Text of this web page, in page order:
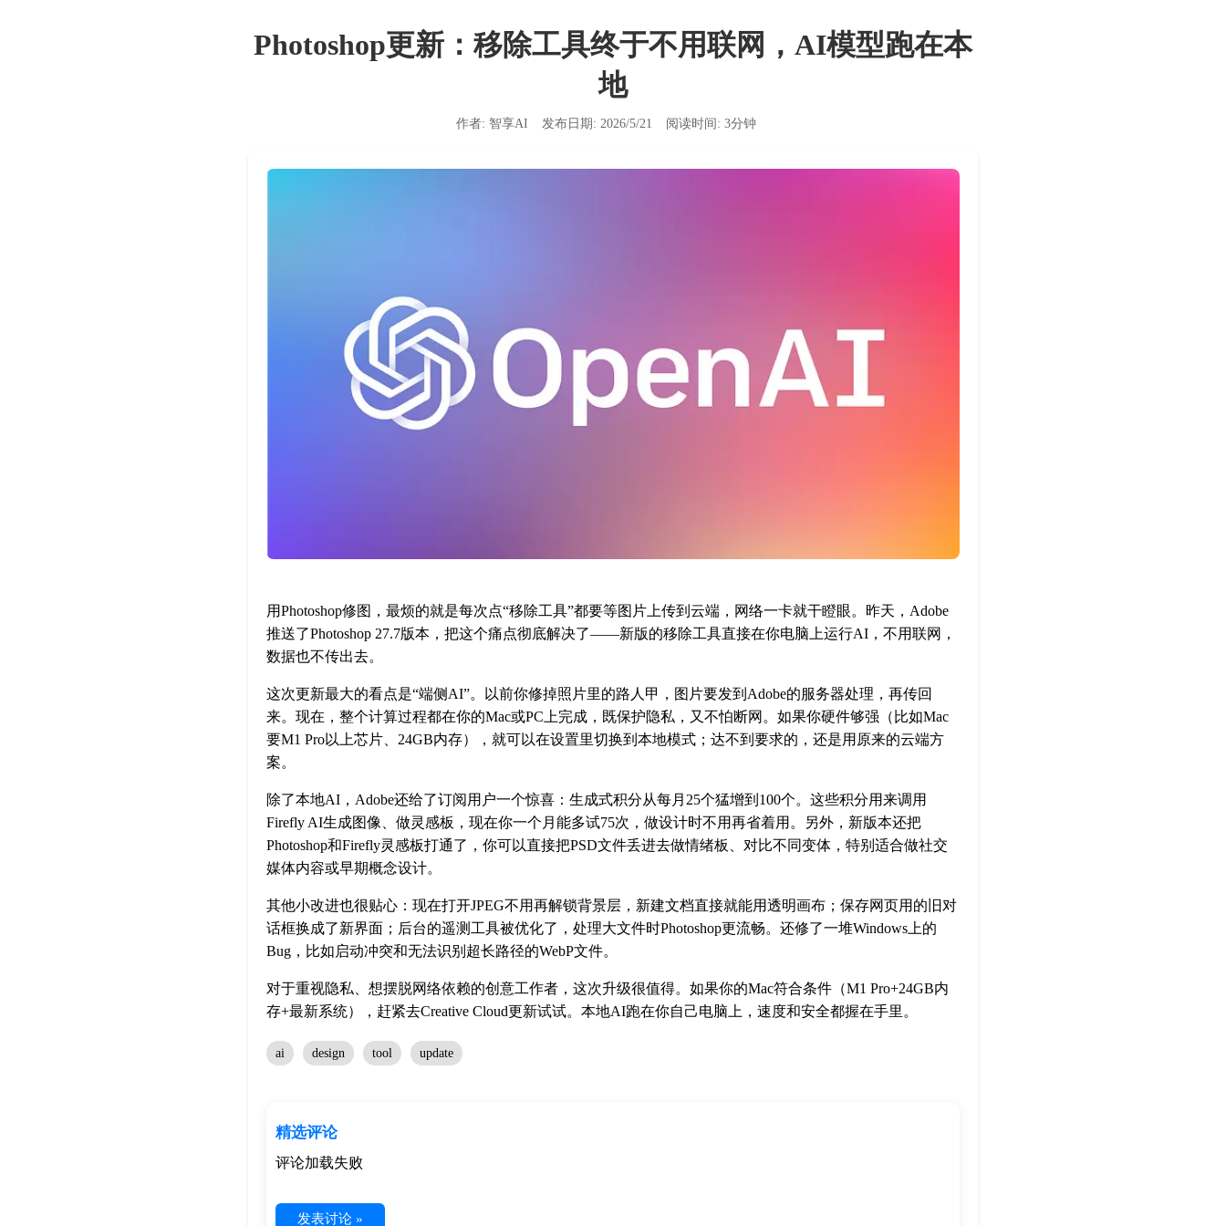
Photoshop更新：移除工具终于不用联网，AI模型跑在本
地
作者: 智享AI 发布日期: 2026/5/21 阅读时间: 3分钟
用Photoshop修图，最烦的就是每次点“移除工具”都要等图片上传到云端，网络一卡就干瞪眼。昨天，Adobe
推送了Photoshop 27.7版本，把这个痛点彻底解决了——新版的移除工具直接在你电脑上运行AI，不用联网，
数据也不传出去。
这次更新最大的看点是“端侧AI”。以前你修掉照片里的路人甲，图片要发到Adobe的服务器处理，再传回
来。现在，整个计算过程都在你的Mac或PC上完成，既保护隐私，又不怕断网。如果你硬件够强（比如Mac
要M1 Pro以上芯片、24GB内存），就可以在设置里切换到本地模式；达不到要求的，还是用原来的云端方
案。
除了本地AI，Adobe还给了订阅用户一个惊喜：生成式积分从每月25个猛增到100个。这些积分用来调用
Firefly AI生成图像、做灵感板，现在你一个月能多试75次，做设计时不用再省着用。另外，新版本还把
Photoshop和Firefly灵感板打通了，你可以直接把PSD文件丢进去做情绪板、对比不同变体，特别适合做社交
媒体内容或早期概念设计。
其他小改进也很贴心：现在打开JPEG不用再解锁背景层，新建文档直接就能用透明画布；保存网页用的旧对
话框换成了新界面；后台的遥测工具被优化了，处理大文件时Photoshop更流畅。还修了一堆Windows上的
Bug，比如启动冲突和无法识别超长路径的WebP文件。
对于重视隐私、想摆脱网络依赖的创意工作者，这次升级很值得。如果你的Mac符合条件（M1 Pro+24GB内
存+最新系统），赶紧去Creative Cloud更新试试。本地AI跑在你自己电脑上，速度和安全都握在手里。
ai design tool update
精选评论
评论加载失败
发表讨论 »